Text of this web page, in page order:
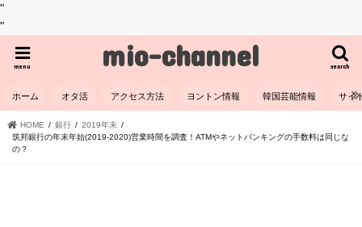
"
"
mio-channel search
menu
ホーム オタ活 アクセス方法 ヨントン情報 韓国芸能情報 サイ
HOME 銀行
2019年末
筑邦銀行の年末年始(2019-2020)営業時間を調査！ATMやネットバンキングの手数料は同じな
の？